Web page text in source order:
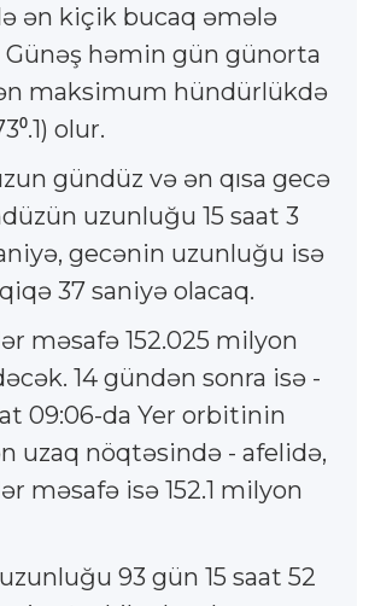
ən kiçik bucaq əmələ
həmin gün günorta
maksimum hündürlükdə
olur.
gündüz və ən qısa gecə
uzunluğu 15 saat 3
gecənin uzunluğu isə
37 saniyə olacaq.
məsafə 152.025 milyon
14 gündən sonra isə -
09:06-da Yer orbitinin
uzaq nöqtəsində - afelidə,
məsafə isə 152.1 milyon
93 gün 15 saat 52